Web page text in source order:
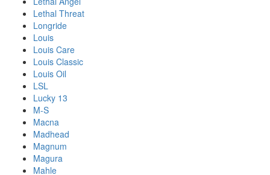
Lethal Threat
Longride
Louis
Louis Care
Louis Classic
Louis Oil
LSL
Lucky 13
M-S
Macna
Madhead
Magnum
Magura
Mahle